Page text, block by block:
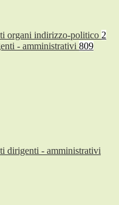
organi indirizzo-politico 2
- amministrativi 809
dirigenti - amministrativi